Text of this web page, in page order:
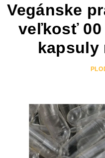
Vegánske
veľkosť 00
kapsuly